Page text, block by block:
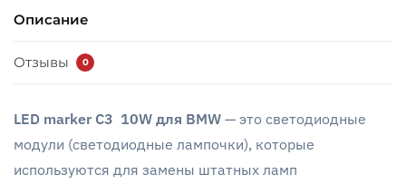
Описание
Отзывы 0
LED marker С3 10W для BMW— это светодиодные
модули (светодиодные лампочки), которые
используются для замены штатных ламп